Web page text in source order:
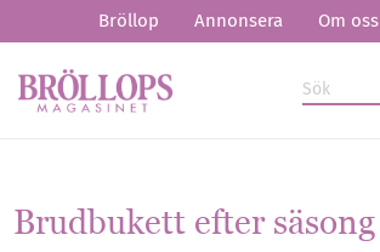
Bröllop Annonsera Om oss
Brudbukett efter säsong